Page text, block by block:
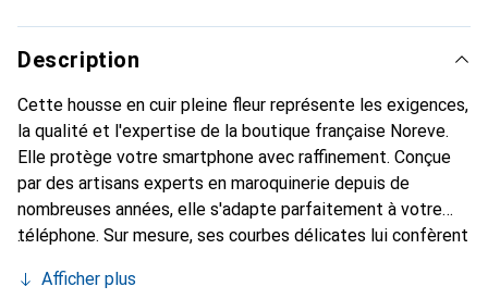
Description
Cette housse en cuir pleine fleur représente les exigences,
la qualité et l'expertise de la boutique française Noreve.
Elle protège votre smartphone avec raffinement. Conçue
par des artisans experts en maroquinerie depuis de
nombreuses années, elle s'adapte parfaitement à votre
téléphone. Sur mesure, ses courbes délicates lui confèrent
et indispensable de votre smartphone. Reconnaître
Afficher plus